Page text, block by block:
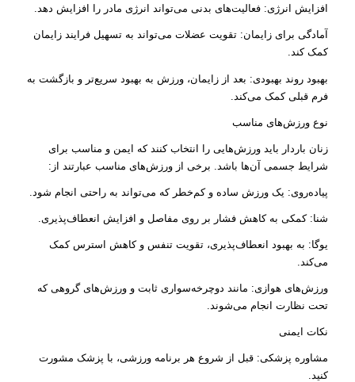
افزایش انرژی: فعالیت‌های بدنی می‌تواند انرژی مادر را افزایش دهد.
آمادگی برای زایمان: تقویت عضلات می‌تواند به تسهیل فرایند زایمان
کمک کند.
بهبود روند بهبودی: بعد از زایمان، ورزش به بهبود سریع‌تر و بازگشت به
فرم قبلی کمک می‌کند.
نوع ورزش‌های مناسب
زنان باردار باید ورزش‌هایی را انتخاب کنند که ایمن و مناسب برای
شرایط جسمی آن‌ها باشد. برخی از ورزش‌های مناسب عبارتند از:
پیاده‌روی: یک ورزش ساده و کم‌خطر که می‌تواند به راحتی انجام شود.
شنا: کمکی به کاهش فشار بر روی مفاصل و افزایش انعطاف‌پذیری.
یوگا: به بهبود انعطاف‌پذیری، تقویت تنفس و کاهش استرس کمک
می‌کند.
ورزش‌های هوازی: مانند دوچرخه‌سواری ثابت و ورزش‌های گروهی که
تحت نظارت انجام می‌شوند.
نکات ایمنی
مشاوره پزشکی: قبل از شروع هر برنامه ورزشی، با پزشک مشورت
کنید.